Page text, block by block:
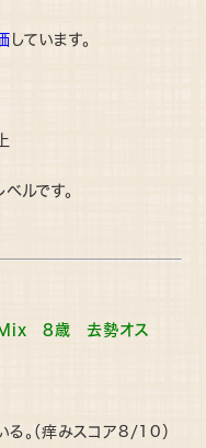
しています。
ルです。
Mix 8歳 去勢オス
。（痒みスコア8/10）